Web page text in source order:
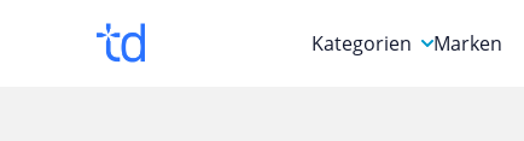
Kategorien Marken